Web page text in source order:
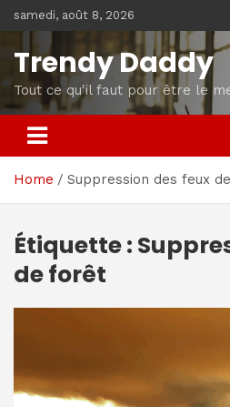
to
content
samedi, août 8, 2026
Trendy Daddy
Tout ce qu'il faut pour être le
Home Suppression des feux
Étiquette :
de forêt